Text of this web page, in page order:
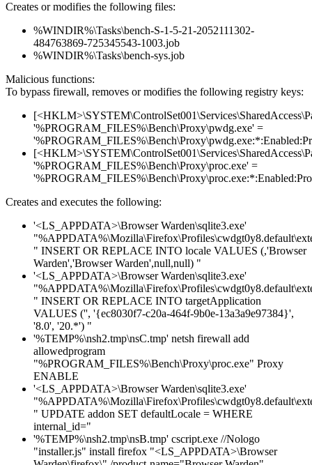
Creates or modifies the following files:
%WINDIR%\Tasks\bench-S-1-5-21-2052111302-
484763869-725345543-1003.job
%WINDIR%\Tasks\bench-sys.job
Malicious functions:
To bypass firewall, removes or modifies the following registry keys:
'%PROGRAM_FILES%\Bench\Proxy\pwdg.exe' =
'%PROGRAM_FILES%\Bench\Proxy\proc.exe' =
Creates and executes the following:
'<LS_APPDATA>\Browser Warden\sqlite3.exe'
" INSERT OR REPLACE INTO locale VALUES (,'Browser
Warden','Browser Warden',null,null) "
'<LS_APPDATA>\Browser Warden\sqlite3.exe'
" INSERT OR REPLACE INTO targetApplication
VALUES ('', '{ec8030f7-c20a-464f-9b0e-13a3a9e97384}',
'8.0', '20.*') "
'%TEMP%\nsh2.tmp\nsC.tmp' netsh firewall add
allowedprogram
"%PROGRAM_FILES%\Bench\Proxy\proc.exe" Proxy
ENABLE
'<LS_APPDATA>\Browser Warden\sqlite3.exe'
" UPDATE addon SET defaultLocale = WHERE
internal_id="
'%TEMP%\nsh2.tmp\nsB.tmp' cscript.exe //Nologo
"installer.js" install firefox "<LS_APPDATA>\Browser